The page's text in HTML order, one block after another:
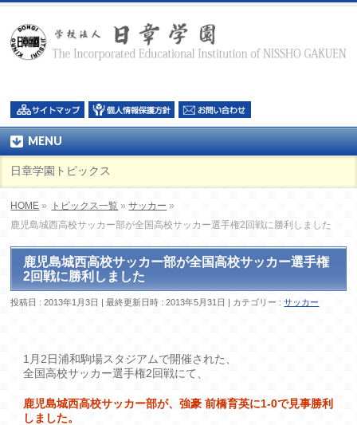
MENU
日章学園トピックス
HOME » トピックス一覧 »サッカー »
鹿児島城西高校サッカー部が全国高校サッカー選手権2回戦に勝利しました
鹿児島城西高校サッカー部が全国高校サッカー選手権
2回戦に勝利しました
投稿日 : 2013年1月3日 最終更新日時 : 2013年5月31日 カテゴリー :サッカー
1月2日浦和駒場スタジアムで開催された、
全国高校サッカー選手権2回戦にて、
鹿児島城西高校サッカー部が、強豪 前橋育英に1-0で見事勝利
しました。